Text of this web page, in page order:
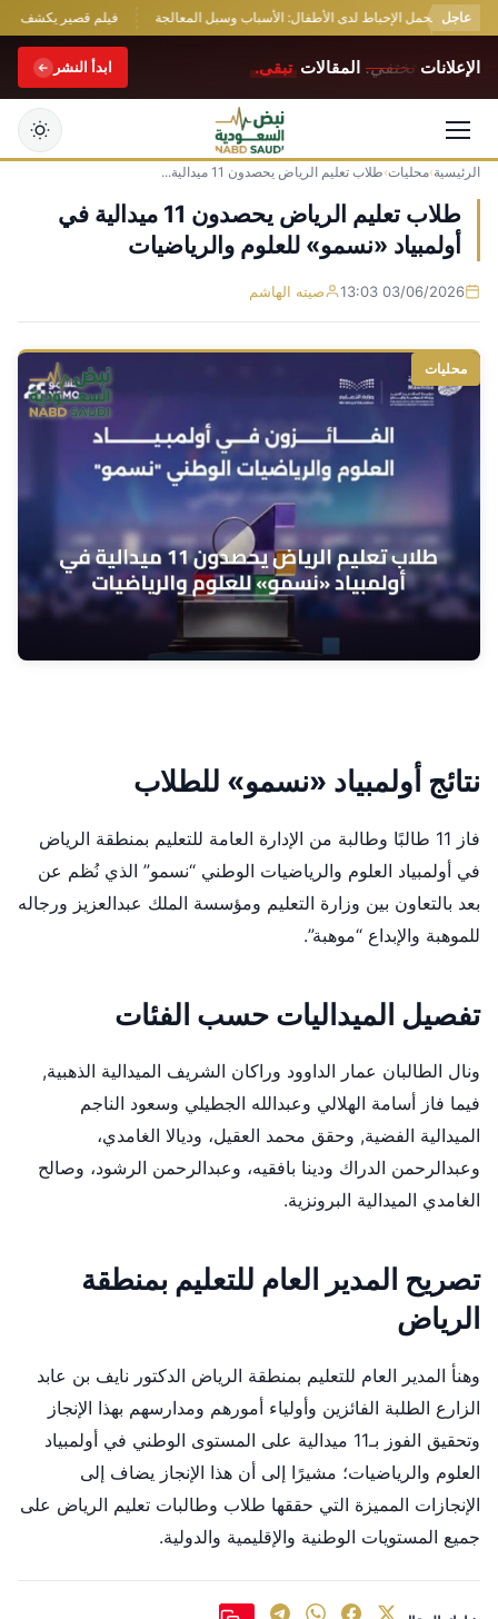
عاجل
ضعف تحمل الإحباط لدى الأطفال: الأسباب وسبل المعالجة فيلم قصير يكشف معاناة طفل معاق: 8 دقائق
الإعلانات تختفي. المقالات تبقى. ابدأ النشر
التجاوز
إلى
المحتوى
الرئيسية›محليات›طلاب تعليم الرياض يحصدون 11 ميدالية...
طلاب تعليم الرياض يحصدون 11 ميدالية في
أولمبياد «نسمو» للعلوم والرياضيات
03/06/2026 13:03 صيته الهاشم
محليات
نتائج أولمبياد «نسمو» للطلاب
فاز 11 طالبًا وطالبة من الإدارة العامة للتعليم بمنطقة الرياض
في أولمبياد العلوم والرياضيات الوطني “نسمو” الذي نُظم عن
بعد بالتعاون بين وزارة التعليم ومؤسسة الملك عبدالعزيز ورجاله
للموهبة والإبداع “موهبة”.
تفصيل الميداليات حسب الفئات
ونال الطالبان عمار الداوود وراكان الشريف الميدالية الذهبية,
فيما فاز أسامة الهلالي وعبدالله الجطيلي وسعود الناجم
الميدالية الفضية, وحقق محمد العقيل، وديالا الغامدي،
وعبدالرحمن الدراك ودينا بافقيه، وعبدالرحمن الرشود، وصالح
الغامدي الميدالية البرونزية.
تصريح المدير العام للتعليم بمنطقة
الرياض
وهنأ المدير العام للتعليم بمنطقة الرياض الدكتور نايف بن عابد
الزارع الطلبة الفائزين وأولياء أمورهم ومدارسهم بهذا الإنجاز
وتحقيق الفوز بـ11 ميدالية على المستوى الوطني في أولمبياد
العلوم والرياضيات؛ مشيرًا إلى أن هذا الإنجاز يضاف إلى
الإنجازات المميزة التي حققها طلاب وطالبات تعليم الرياض على
جميع المستويات الوطنية والإقليمية والدولية.